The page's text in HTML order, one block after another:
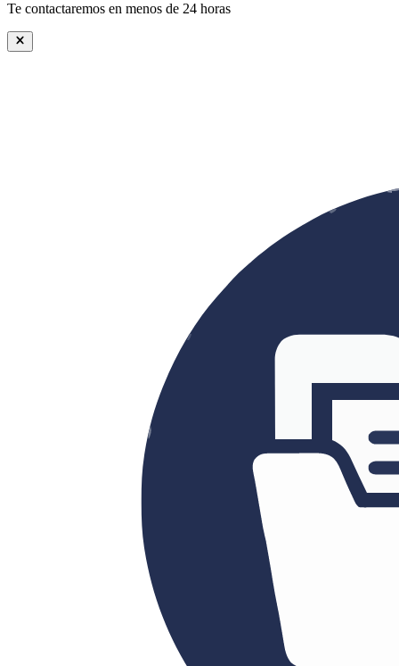
Te contactaremos en menos de 24 horas